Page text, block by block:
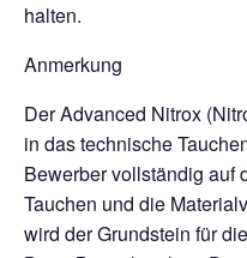
halten.
Anmerkung
Der Advanced Nitrox
in das technische
Bewerber vollständig auf
Tauchen und die
wird der Grundstein für